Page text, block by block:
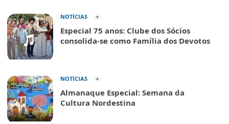
NOTÍCIAS
Especial 75 anos: Clube dos Sócios
consolida-se como Família dos Devotos
NOTÍCIAS
Almanaque Especial: Semana da
Cultura Nordestina